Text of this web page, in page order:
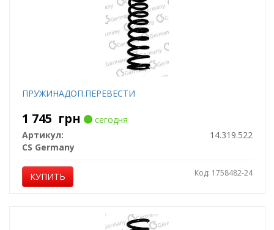
ПРУЖИНАДОП.ПЕРЕВЕСТИ
1 745 грн
сегодня
Артикул:
14.319.522
CS Germany
КУПИТЬ Код: 1758482-24